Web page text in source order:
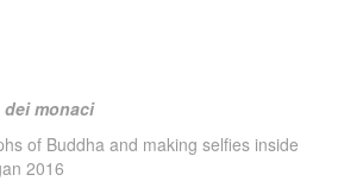
monaci
of Buddha and making selfies inside
2016